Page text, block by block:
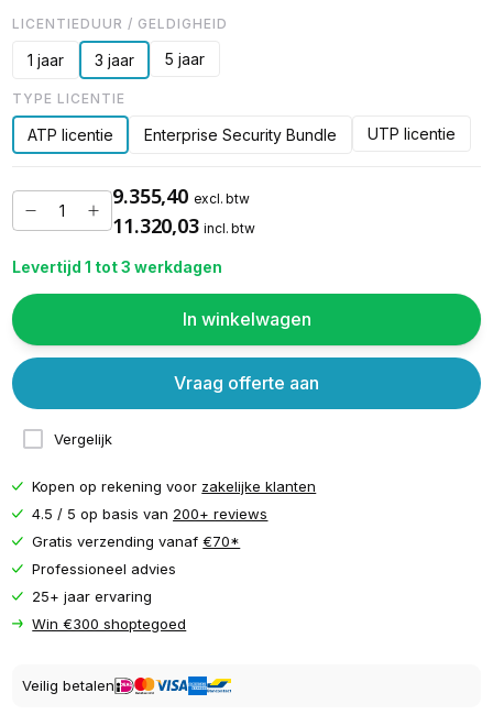
LICENTIEDUUR / GELDIGHEID
1 jaar 3 jaar 5 jaar
TYPE LICENTIE
ATP licentie Enterprise Security Bundle UTP licentie
9.355,40 excl. btw
11.320,03 incl. btw
Levertijd 1 tot 3 werkdagen
In winkelwagen
Vergelijk
Vraag offerte aan
Kopen op rekening voor zakelijke klanten
4.5 / 5 op basis van 200+ reviews
Gratis verzending vanaf€70*
Professioneel advies
25+ jaar ervaring
Win €300 shoptegoed
Veilig betalen